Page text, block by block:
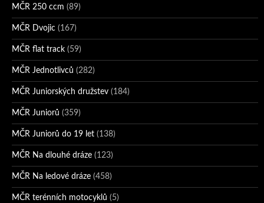
MČR 250 ccm (89)
MČR Dvojic (167)
MČR flat track (59)
MČR Jednotlivců (282)
MČR Juniorských družstev (184)
MČR Juniorů (359)
MČR Juniorů do 19 let (138)
MČR Na dlouhé dráze (123)
MČR Na ledové dráze (458)
MČR terénních motocyklů (5)